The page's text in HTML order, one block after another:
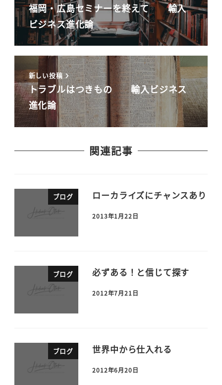
福岡・広島セミナーを終えて 輸入
ビジネス進化論
新しい投稿
トラブルはつきもの 輸入ビジネス
進化論
関連記事
ブログ ローカライズにチャンスあり
2013年1月22日
ブログ 必ずある！と信じて探す
2012年7月21日
ブログ 世界中から仕入れる
2012年6月20日